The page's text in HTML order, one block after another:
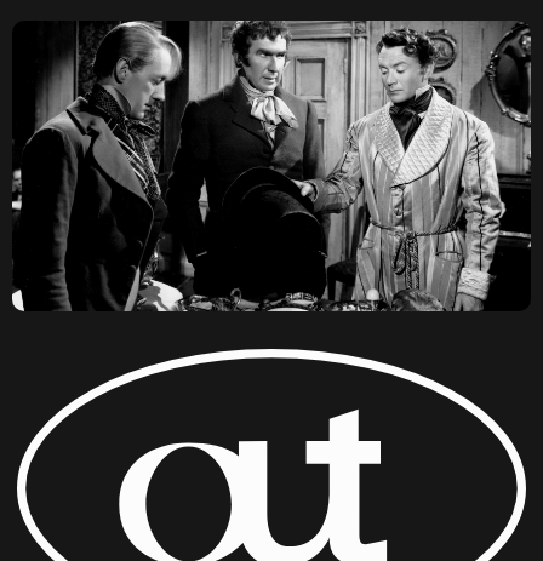
ИП ЛЕОНОВ ЛЕОНИД ДЕНИСОВИЧ
ОГРНИП 315784700216150
ИНН 780251283548
ПО ВОПРОСАМ СОТРУДНИЧЕСТВА И ПРОКАТА:
OUTCINEMA@YANDEX.RU
КОНФИДЕНЦИАЛЬНОСТЬ
ДОГОВОР ОФЕРТЫ
TELEGRAM
ДИЗАЙН —